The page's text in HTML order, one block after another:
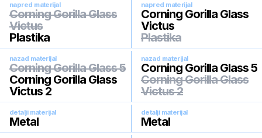
napred materijal
Corning Gorilla Glass
Victus
Plastika
napred materijal
Corning Gorilla Glass
Victus
Plastika
nazad materijal
Corning Gorilla Glass 5
Corning Gorilla Glass
Victus 2
nazad materijal
Corning Gorilla Glass 5
Corning Gorilla Glass
Victus 2
detalji materijal
Metal
detalji materijal
Metal